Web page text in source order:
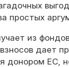
простых
из
дает
донором ЕС,